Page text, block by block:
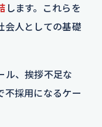
します。これらを
会人としての基礎
ル、挨拶不足な
不採用になるケー